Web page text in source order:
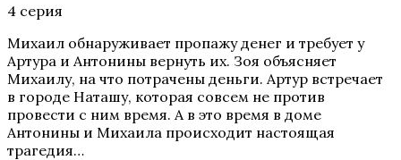
4 серия
Михаил обнаруживает пропажу денег и требует у
Артура и Антонины вернуть их. Зоя объясняет
Михаилу, на что потрачены деньги. Артур встречает
в городе Наташу, которая совсем не против
провести с ним время. А в это время в доме
Антонины и Михаила происходит настоящая
трагедия…